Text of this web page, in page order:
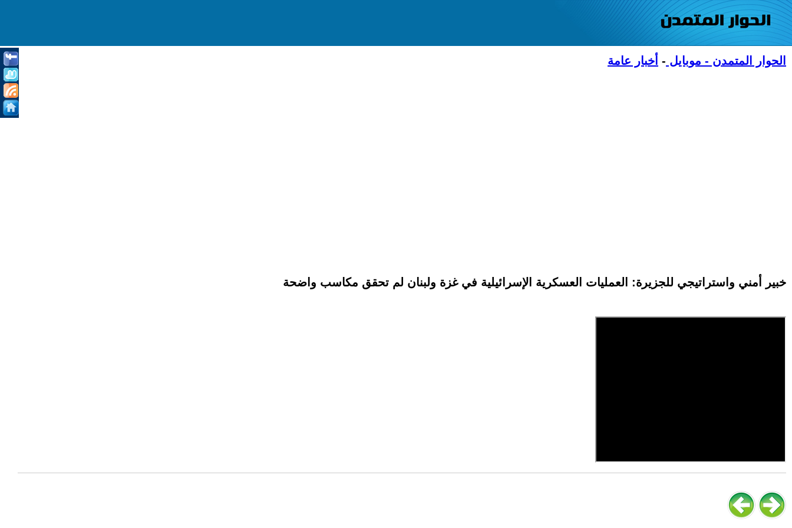
الحوار المتمدن - موبايل - أخبار عامة
خبير أمني واستراتيجي للجزيرة: العمليات العسكرية الإسرائيلية في غزة ولبنان لم تحقق مكاسب واضحة